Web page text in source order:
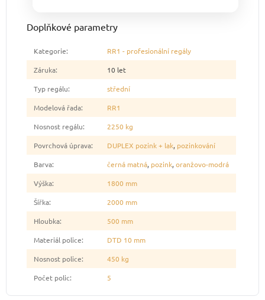
Doplňkové parametry
Kategorie:
RR1 - profesionální regály
Záruka:
10 let
Typ regálu:
střední
Modelová řada:
RR1
Nosnost regálu:
2250 kg
Povrchová úprava: DUPLEX pozink + lak, pozinkování
Barva: černá matná, pozink, oranžovo-modrá
Výška:
1800 mm
Šířka:
2000 mm
Hloubka:
500 mm
Materiál police:
DTD 10 mm
Nosnost police:
450 kg
Počet polic: 5